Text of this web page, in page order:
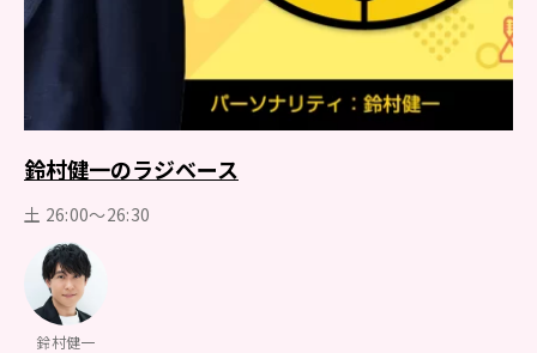
鈴村健一のラジベース
土 26:00～26:30
鈴村健一